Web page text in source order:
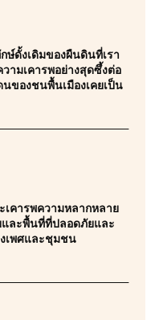
ดั้งเดิมของผืนดินที่เรา
ามเคารพอย่างสุดซึ้งต่อ
ของชนพื้นเมืองเคยเป็น
คารพความหลากหลาย
และพื้นที่ที่ปลอดภัยและ
เพศและชุมชน